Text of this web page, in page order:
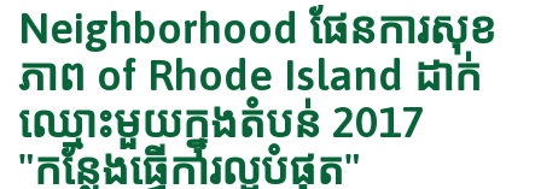
Neighborhood ផែនការសុខ
ភាព of Rhode Island ដាក់
ឈ្មោះមួយក្នុងតំបន់ 2017
"កន្លែងធ្វើការល្អបំផុត"